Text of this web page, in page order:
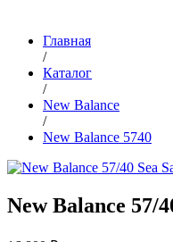
Главная
/
Каталог
/
New Balance
/
New Balance 5740
New Balance 57/